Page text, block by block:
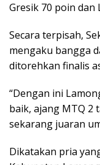
Gresik 70 poin dan
Secara terpisah,
mengaku bangga
ditorehkan finalis
“Dengan ini
baik, ajang MTQ 2
sekarang juaran
Dikatakan pria